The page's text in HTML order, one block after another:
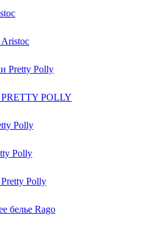
Pretty Polly
POLLY
Polly
Polly
Polly
белье Rago